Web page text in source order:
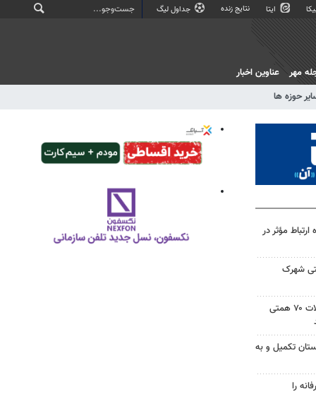
ایتا نتایج زنده جداول لیگ
حوزه ها
مهر عناوین اخبار
مؤثر در
شهرک
روحی: سهم کشاورزی از تسهیلات ۷۰ همتی
تکمیل و به
را